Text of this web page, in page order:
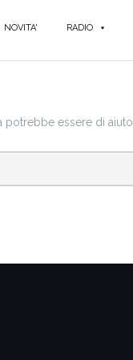
NOVITA' RADIO
essere di aiuto.